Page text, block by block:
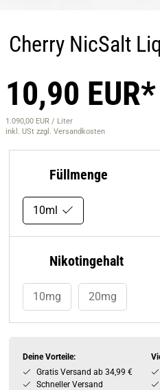
Cherry NicSalt
10,90 EUR*
1.090,00 EUR / Liter
inkl. USt zzgl. Versandkosten
Füllmenge
10ml
Nikotingehalt
10mg 20mg
Deine Vorteile:
Gratis Versand ab 34,99 €
Schneller Versand